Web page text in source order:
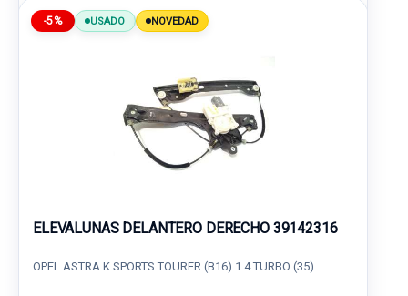
-5% USADO NOVEDAD
ELEVALUNAS DELANTERO DERECHO 39142316
OPEL ASTRA K SPORTS TOURER (B16) 1.4 TURBO (35)